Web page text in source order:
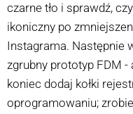
czarne tło i sprawdź,
ikoniczny po
Instagrama. Następnie
zgrubny prototyp FDM
koniec dodaj kołki
oprogramowaniu;